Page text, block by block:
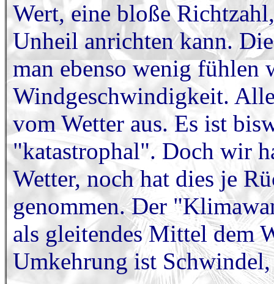
Wert, eine bloße
Unheil anrichten kann.
man ebenso wenig fühlen
Windgeschwindigkeit.
vom Wetter aus. Es ist
"katastrophal". Doch wir
Wetter, noch hat dies je
genommen. Der
als gleitendes Mittel dem
Umkehrung ist